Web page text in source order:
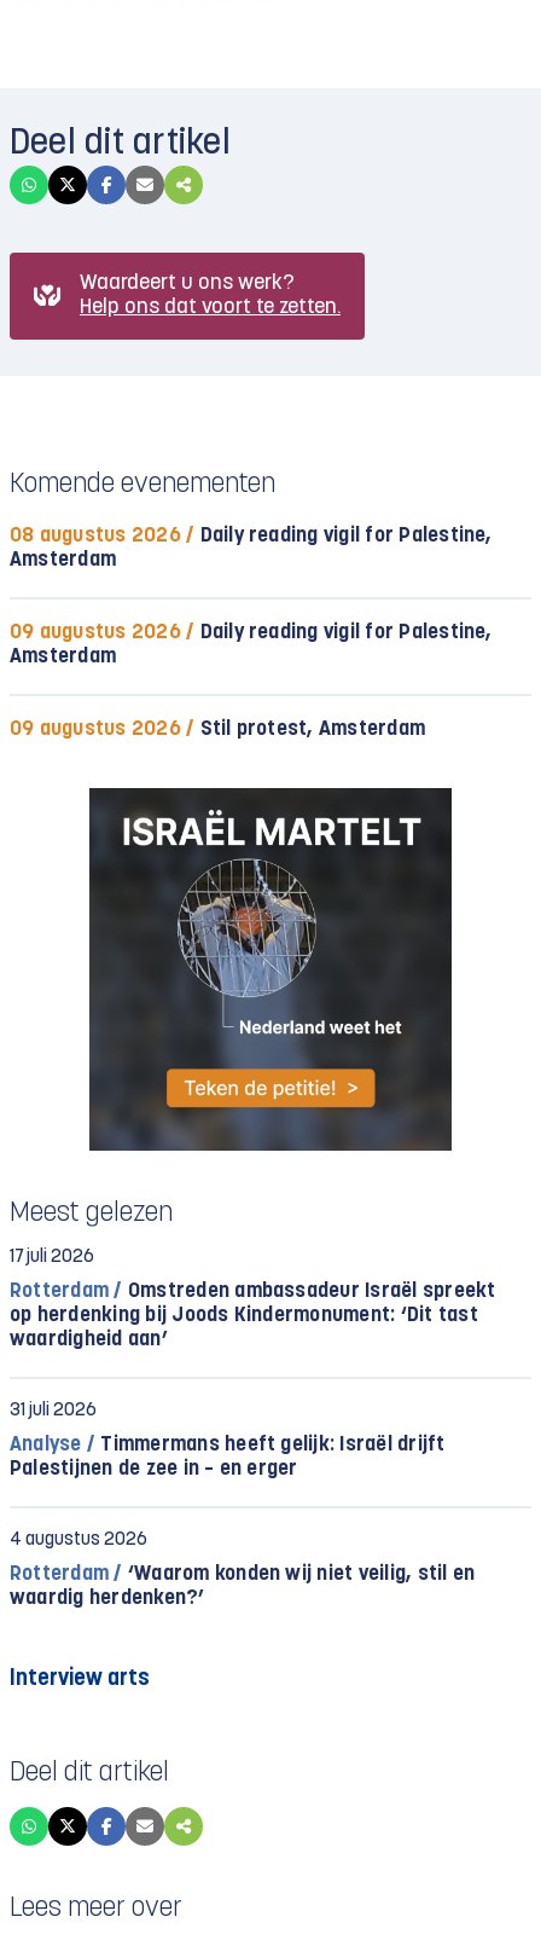
Deel dit artikel
Waardeert u ons werk?
Help ons dat voort te zetten.
Komende evenementen
08 augustus 2026 / Daily reading vigil for Palestine,
Amsterdam
09 augustus 2026 / Daily reading vigil for Palestine,
Amsterdam
09 augustus 2026 / Stil protest, Amsterdam
Meest gelezen
17 juli 2026
Rotterdam / Omstreden ambassadeur Israël spreekt
op herdenking bij Joods Kindermonument: ‘Dit tast
waardigheid aan’
31 juli 2026
Analyse / Timmermans heeft gelijk: Israël drijft
Palestijnen de zee in – en erger
4 augustus 2026
Rotterdam / ‘Waarom konden wij niet veilig, stil en
waardig herdenken?’
Interview arts
Deel dit artikel
Lees meer over